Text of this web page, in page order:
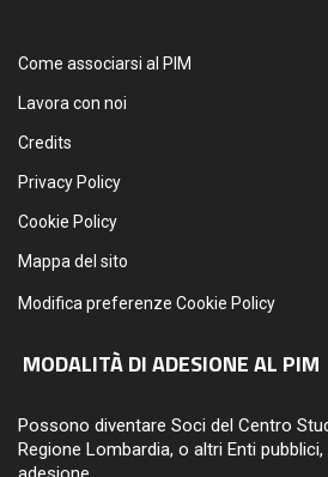
Come associarsi al PIM
Lavora con noi
Credits
Privacy Policy
Cookie Policy
Mappa del sito
Modifica preferenze Cookie Policy
MODALITÀ DI ADESIONE AL PIM
Possono diventare Soci del Centro
Regione Lombardia, o altri Enti